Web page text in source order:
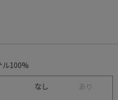
100%
なし あ り